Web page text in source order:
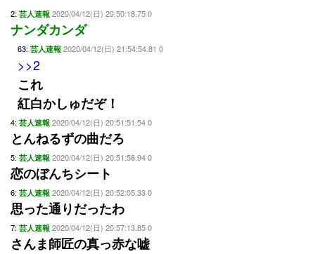
2: 芸人速報 2020/04/12(日) 20:50:18.75 0
ナンダカンダ
63: 芸人速報 2020/04/12(日) 21:54:54.81 0
>>2
これ
紅白かしゅだぞ！
4: 芸人速報 2020/04/12(日) 20:51:51.54 0
とんねるずの曲だろ
5: 芸人速報 2020/04/12(日) 20:51:58.94 0
恋のぼんちシート
6: 芸人速報 2020/04/12(日) 20:52:05.33 0
思った通りだったわ
7: 芸人速報 2020/04/12(日) 20:57:13.85 0
さんま師匠の真っ赤な嘘